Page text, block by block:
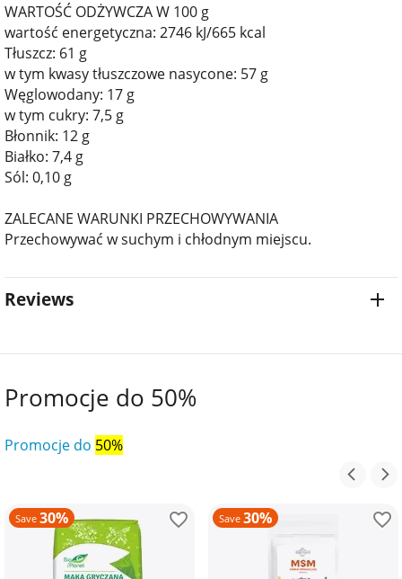
WARTOŚĆ ODŻYWCZA W 100 g
wartość energetyczna: 2746 kJ/665 kcal
Tłuszcz: 61 g
w tym kwasy tłuszczowe nasycone: 57 g
Węglowodany: 17 g
w tym cukry: 7,5 g
Błonnik: 12 g
Białko: 7,4 g
Sól: 0,10 g
ZALECANE WARUNKI PRZECHOWYWANIA
Przechowywać w suchym i chłodnym miejscu.
Reviews
Promocje do 50%
Promocje do 50%
Save 30% Save 30%